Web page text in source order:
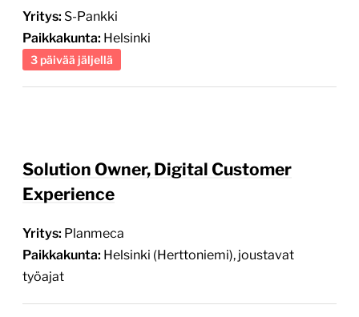
Yritys: S-Pankki
Paikkakunta: Helsinki
3 päivää jäljellä
Solution Owner, Digital Customer
Experience
Yritys: Planmeca
Paikkakunta: Helsinki (Herttoniemi), joustavat
työajat